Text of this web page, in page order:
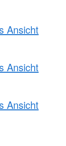
Ansicht
Ansicht
Ansicht